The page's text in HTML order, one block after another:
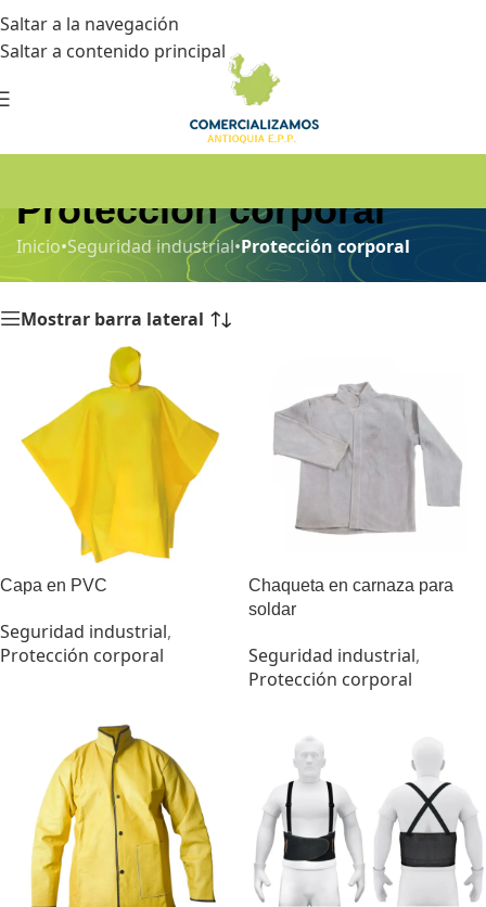
Saltar a la navegación
Saltar a contenido principal
Protección corporal
Inicio•Seguridad industrial•Protección corporal
Mostrar barra lateral
Capa en PVC
Seguridad industrial,
Protección corporal
Chaqueta en carnaza para
soldar
Seguridad industrial,
Protección corporal